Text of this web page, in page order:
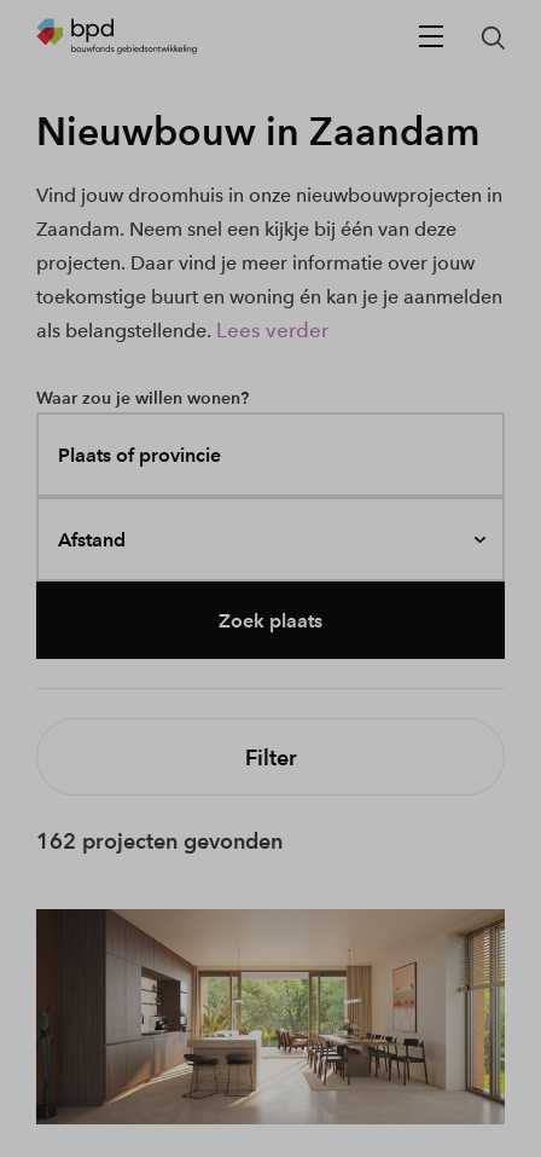
Nieuwbouw in Zaandam
Vind jouw droomhuis in onze nieuwbouwprojecten in
Zaandam. Neem snel een kijkje bij één van deze
projecten. Daar vind je meer informatie over jouw
toekomstige buurt en woning én kan je je aanmelden
als belangstellende. Lees verder
Waar zou je willen wonen?
Plaats of provincie
Afstand
Zoek plaats
Filter
162 projecten gevonden